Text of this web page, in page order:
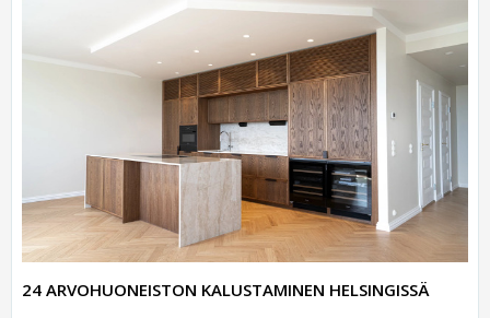
24 ARVOHUONEISTON KALUSTAMINEN HELSINGISSÄ